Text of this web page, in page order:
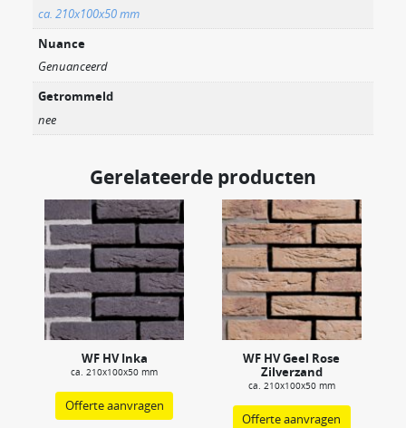
ca. 210x100x50 mm
Nuance
Genuanceerd
Getrommeld
nee
Gerelateerde producten
WF HV Inka
ca. 210x100x50 mm
Offerte aanvragen
WF HV Geel Rose
Zilverzand
ca. 210x100x50 mm
Offerte aanvragen